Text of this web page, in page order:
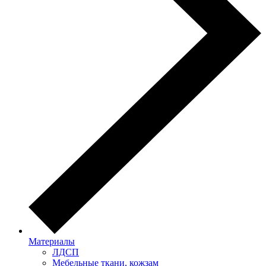
Материалы
ЛДСП
Мебельные ткани, кожзам